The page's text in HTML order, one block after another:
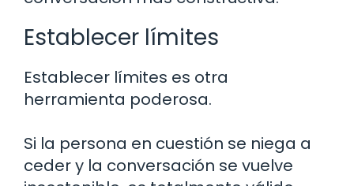
Establecer límites
Establecer límites es otra
herramienta poderosa.
Si la persona en cuestión se niega a
ceder y la conversación se vuelve